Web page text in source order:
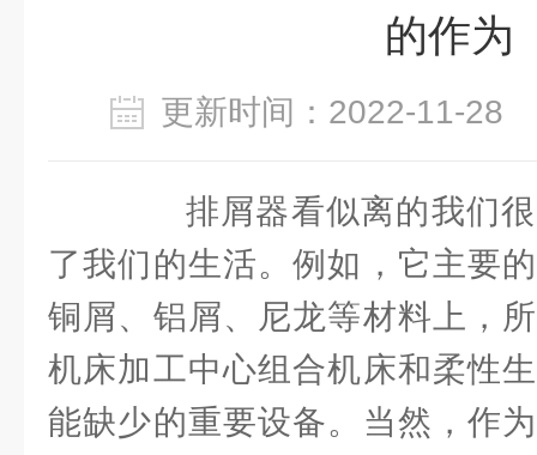
的作为
更新时间：2022-11-
排屑器看似离的我们很
了我们的生活。例如，它主要
铜屑、铝屑、尼龙等材料上，
机床加工中心组合机床和柔性
能缺少的重要设备。当然，作